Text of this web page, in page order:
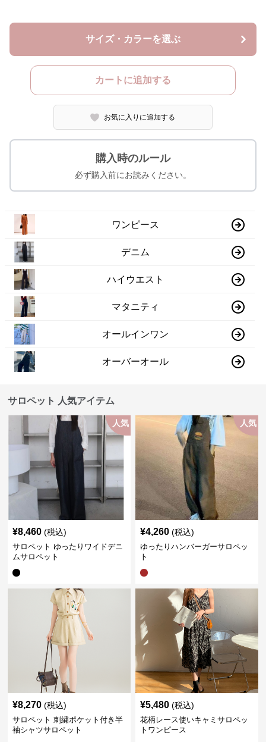
サイズ・カラーを選ぶ
カートに追加する
お気に入りに追加する
購入時のルール
必ず購入前にお読みください。
ワンピース
デニム
ハイウエスト
マタニティ
オールインワン
オーバーオール
サロペット 人気アイテム
人気
¥8,460 (税込)
サロペット ゆったりワイドデニ
ムサロペット
人気
¥4,260 (税込)
ゆったりハンバーガーサロペッ
ト
¥8,270 (税込)
サロペット 刺繍ポケット付き半
袖シャツサロペット
¥5,480 (税込)
花柄レース使いキャミサロペッ
トワンピース